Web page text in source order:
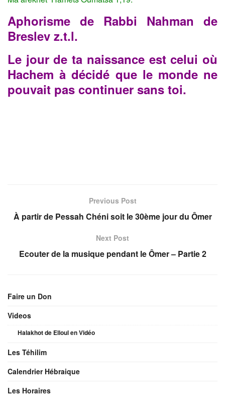
Aphorisme de Rabbi Nahman de
Breslev z.t.l.
Le jour de ta naissance est celui où
Hachem à décidé que le monde ne
pouvait pas continuer sans toi.
Previous Post
À partir de Pessah Chéni soit le 30ème jour du Ômer
Next Post
Ecouter de la musique pendant le Ômer – Partie 2
Faire un Don
Videos
Halakhot de Elloul en Vidéo
Les Téhilim
Calendrier Hébraique
Les Horaires